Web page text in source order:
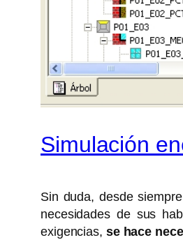
Simulación
Sin duda, desde
necesidades de sus
exigencias, se hace